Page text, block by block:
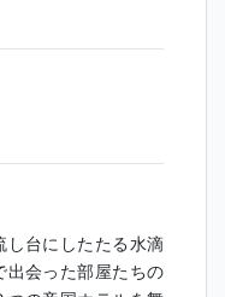
し台にしたたる水滴
出会った部屋たちの